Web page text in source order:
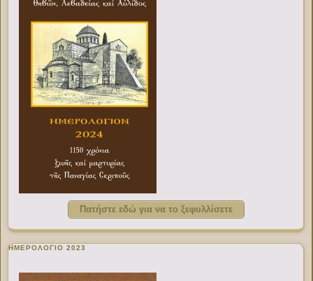
Πατήστε εδώ για να το ξεφυλλίσετε
ΗΜΕΡΟΛΟΓΙΟ 2023